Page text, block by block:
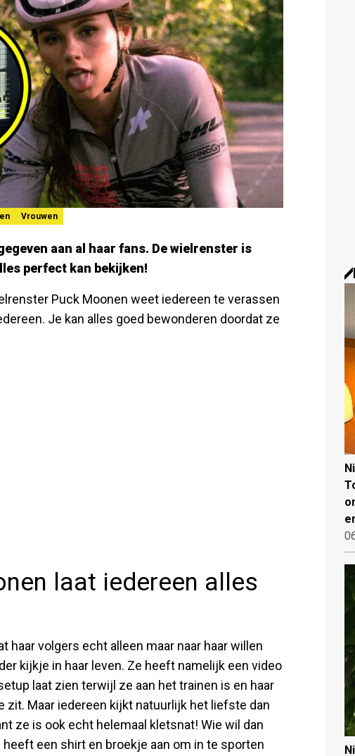
Vrouwen
aan al haar fans. De wielrenster is
perfect kan bekijken!
Puck Moonen weet iedereen te verassen
Je kan alles goed bewonderen doordat ze
laat iedereen alles
haar volgers echt alleen maar naar haar willen
kijkje in haar leven. Ze heeft namelijk een video
laat zien terwijl ze aan het trainen is en haar
zit. Maar iedereen kijkt natuurlijk het liefste dan
ze is ook echt helemaal kletsnat! Wie wil dan
een shirt en broekje aan om in te sporten